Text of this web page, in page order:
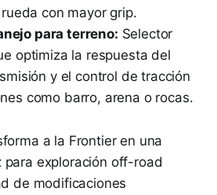
con mayor grip.
para terreno: Selector
optimiza la respuesta del
y el control de tracción
como barro, arena o rocas.
a la Frontier en una
para exploración off-road
de modificaciones